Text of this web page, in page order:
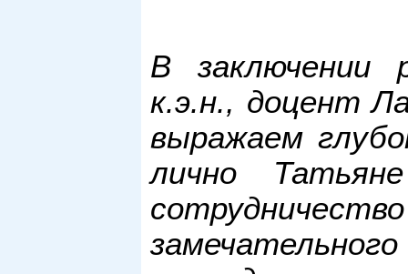
В заключении
к.э.н., доцент
выражаем
лично